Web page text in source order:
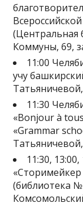
(Центральная
Коммуны, 69,
11:00
учу
11:30
«Bonjour à
«Grammar
11:30,
(библиотека